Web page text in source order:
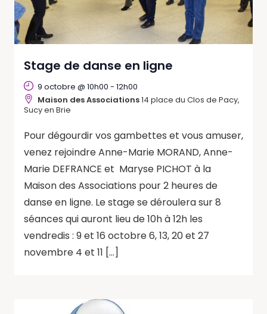
Stage de danse en ligne
9 octobre @ 10h00 - 12h00
Maison des Associations14 place du Clos de Pacy,
Sucy en Brie
Pour dégourdir vos gambettes et vous amuser,
venez rejoindre Anne-Marie MORAND, Anne-
Marie DEFRANCE et Maryse PICHOT à la
Maison des Associations pour 2 heures de
danse en ligne. Le stage se déroulera sur 8
séances qui auront lieu de 10h à 12h les
vendredis : 9 et 16 octobre 6, 13, 20 et 27
novembre 4 et 11 […]